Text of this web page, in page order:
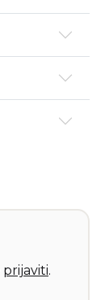
prijaviti.